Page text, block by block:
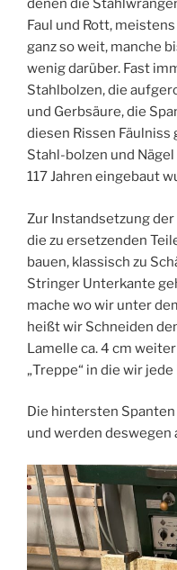
denen die
Faul und Rott,
ganz so weit, manche
wenig darüber. Fast
Stahlbolzen, die
und Gerbsäure, die
diesen Rissen
Stahl-bolzen und
117 Jahren eingebaut
Zur Instandsetzung
die zu ersetzenden
bauen, klassisch zu
Stringer Unterkante
mache wo wir unter
heißt wir Schneiden
Lamelle ca. 4 cm
„Treppe“ in die wir
Die hintersten
und werden deswegen